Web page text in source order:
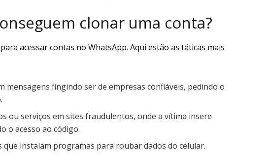
clonar uma conta?
acessar contas no WhatsApp. Aqui estão as táticas mais
mensagens fingindo ser de empresas confiáveis, pedindo o
ou serviços em sites fraudulentos, onde a vítima insere
o acesso ao código.
que instalam programas para roubar dados do celular.